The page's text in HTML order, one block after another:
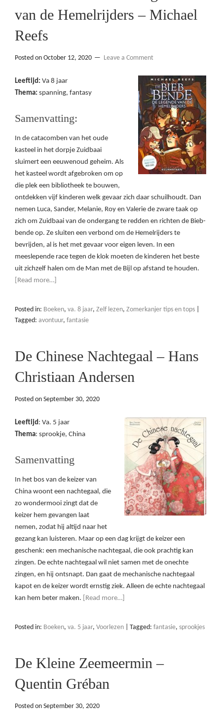
van de Hemelrijders – Michael
Reefs
Posted on October 12, 2020 Leave a Comment
Leeftijd: Va 8 jaar
Thema: spanning, fantasy
Samenvatting:
In de catacomben van het oude
kasteel in het dorpje Zuidbaai
sluimert een eeuwenoud geheim. Als
het kasteel wordt afgebroken om op
die plek een bibliotheek te bouwen,
ontdekken vijf kinderen welk gevaar zich daar schuilhoudt. Dan
nemen Luca, Sander, Melanie, Roy en Valerie de zware taak op
zich om Zuidbaai van de ondergang te redden en richten de Bieb-
bende op. Ze sluiten een verbond om de Hemelrijders te
bevrijden, al is het met gevaar voor eigen leven. In een
meeslepende race tegen de klok moeten de kinderen het beste
uit zichzelf halen om de Man met de Bijl op afstand te houden.
[Read more…]
Posted in: Boeken, va. 8 jaar, Zelf lezen, Zomerkanjer tips en tops
Tagged: avontuur, fantasie
De Chinese Nachtegaal – Hans
Christiaan Andersen
Posted on September 30, 2020
Leeftijd: Va. 5 jaar
Thema: sprookje, China
Samenvatting
In het bos van de keizer van
China woont een nachtegaal, die
zo wondermooi zingt dat de
keizer hem gevangen laat
nemen, zodat hij altijd naar het
gezang kan luisteren. Maar op een dag krijgt de keizer een
geschenk: een mechanische nachtegaal, die ook prachtig kan
zingen. De echte nachtegaal wil niet samen met de onechte
zingen, en hij ontsnapt. Dan gaat de mechanische nachtegaal
kapot en de keizer wordt ernstig ziek. Alleen de echte nachtegaal
kan hem beter maken.
[Read more…]
Posted in: Boeken, va. 5 jaar, Voorlezen Tagged: fantasie, sprookjes
De Kleine Zeemeermin –
Quentin Gréban
Posted on September 30, 2020